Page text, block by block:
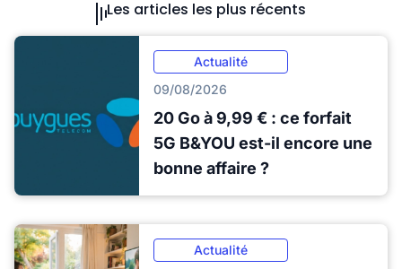
Les articles les plus récents
Actualité
09/08/2026
20 Go à 9,99 € : ce forfait
5G B&YOU est-il encore une
bonne affaire ?
Actualité